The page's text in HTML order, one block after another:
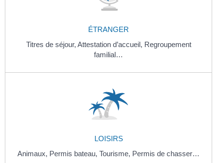
ÉTRANGER
Titres de séjour, Attestation d’accueil, Regroupement
familial…
LOISIRS
Animaux, Permis bateau, Tourisme, Permis de chasser…